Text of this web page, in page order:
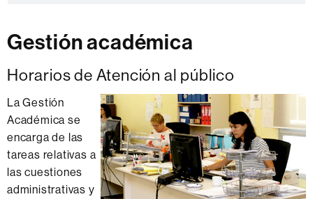
Gestión académica
Horarios de Atención al público
La Gestión
Académica se
encarga de las
tareas relativas a
las cuestiones
administrativas y